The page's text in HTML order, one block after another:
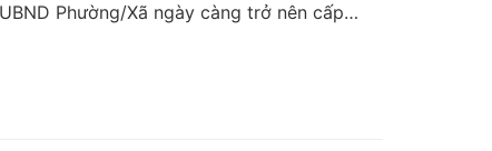
Phường/Xã ngày càng trở nên cấp…